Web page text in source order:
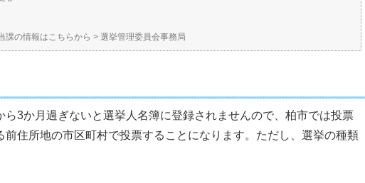
課の情報はこちらから > 選挙管理委員会事務局
3か月過ぎないと選挙人名簿に登録されませんので、柏市では投票
住所地の市区町村で投票することになります。ただし、選挙の種類